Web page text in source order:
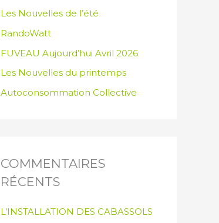
Les Nouvelles de l’été
RandoWatt
FUVEAU Aujourd’hui Avril 2026
Les Nouvelles du printemps
Autoconsommation Collective
COMMENTAIRES
RÉCENTS
L’INSTALLATION DES CABASSOLS